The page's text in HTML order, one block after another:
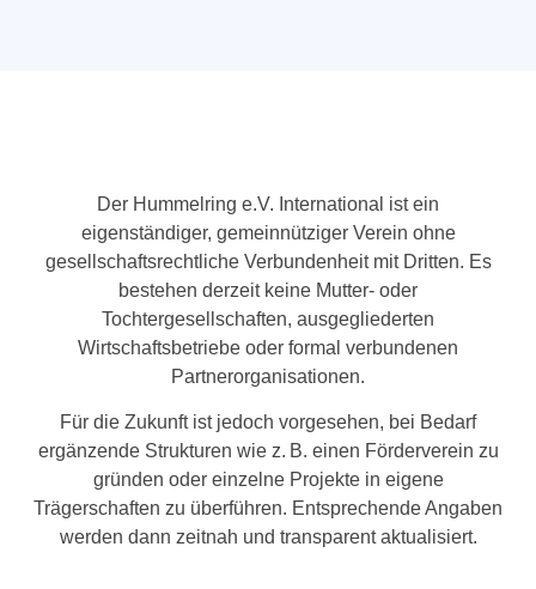
Der Hummelring e.V. International ist ein
eigenständiger, gemeinnütziger Verein ohne
gesellschaftsrechtliche Verbundenheit mit Dritten. Es
bestehen derzeit keine Mutter- oder
Tochtergesellschaften, ausgegliederten
Wirtschaftsbetriebe oder formal verbundenen
Partnerorganisationen.
Für die Zukunft ist jedoch vorgesehen, bei Bedarf
ergänzende Strukturen wie z. B. einen Förderverein zu
gründen oder einzelne Projekte in eigene
Trägerschaften zu überführen. Entsprechende Angaben
werden dann zeitnah und transparent aktualisiert.